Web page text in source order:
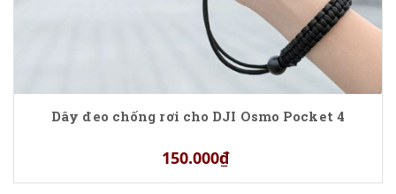
Dây đeo chống rơi cho DJI Osmo Pocket 4
150.000₫